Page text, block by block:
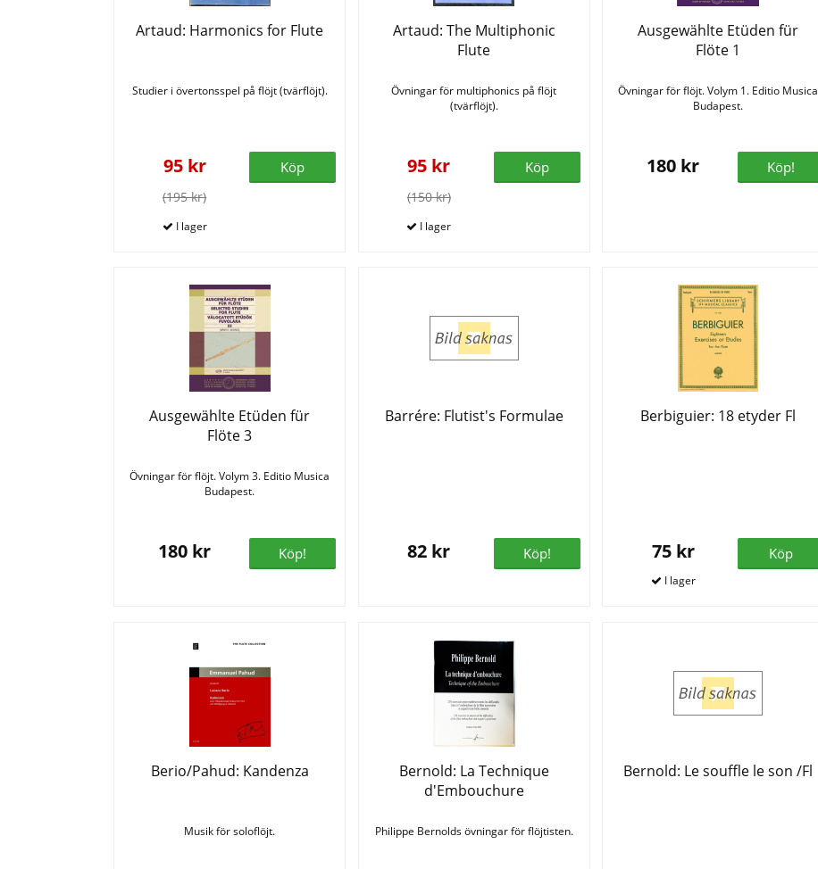
Artaud: Harmonics for Flute
Studier i övertonsspel på flöjt (tvärflöjt).
95 kr
(195 kr)
Köp
Artaud: The Multiphonic
Flute
Övningar för multiphonics på flöjt
(tvärflöjt).
95 kr
(150 kr)
Köp
Ausgewählte Etüden für
Flöte 1
Övningar för flöjt. Volym 1. Editio Musica
Budapest.
180 kr Köp!
Ausgewählte Etüden für
Flöte 3
Övningar för flöjt. Volym 3. Editio Musica
Budapest.
180 kr Köp!
Barrére: Flutist's Formulae
82 kr Köp!
Berbiguier: 18 etyder Fl
75 kr Köp
Berio/Pahud: Kandenza
Musik för soloflöjt.
Bernold: La Technique
d'Embouchure
Philippe Bernolds övningar för flöjtisten.
Bernold: Le souffle le son /Fl